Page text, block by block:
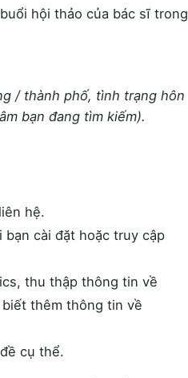
hội thảo của bác sĩ trong
/ thành phố, tình trạng hôn
bạn đang tìm kiếm).
hệ.
cài đặt hoặc truy cập
thu thập thông tin về
thêm thông tin về
cụ thể.